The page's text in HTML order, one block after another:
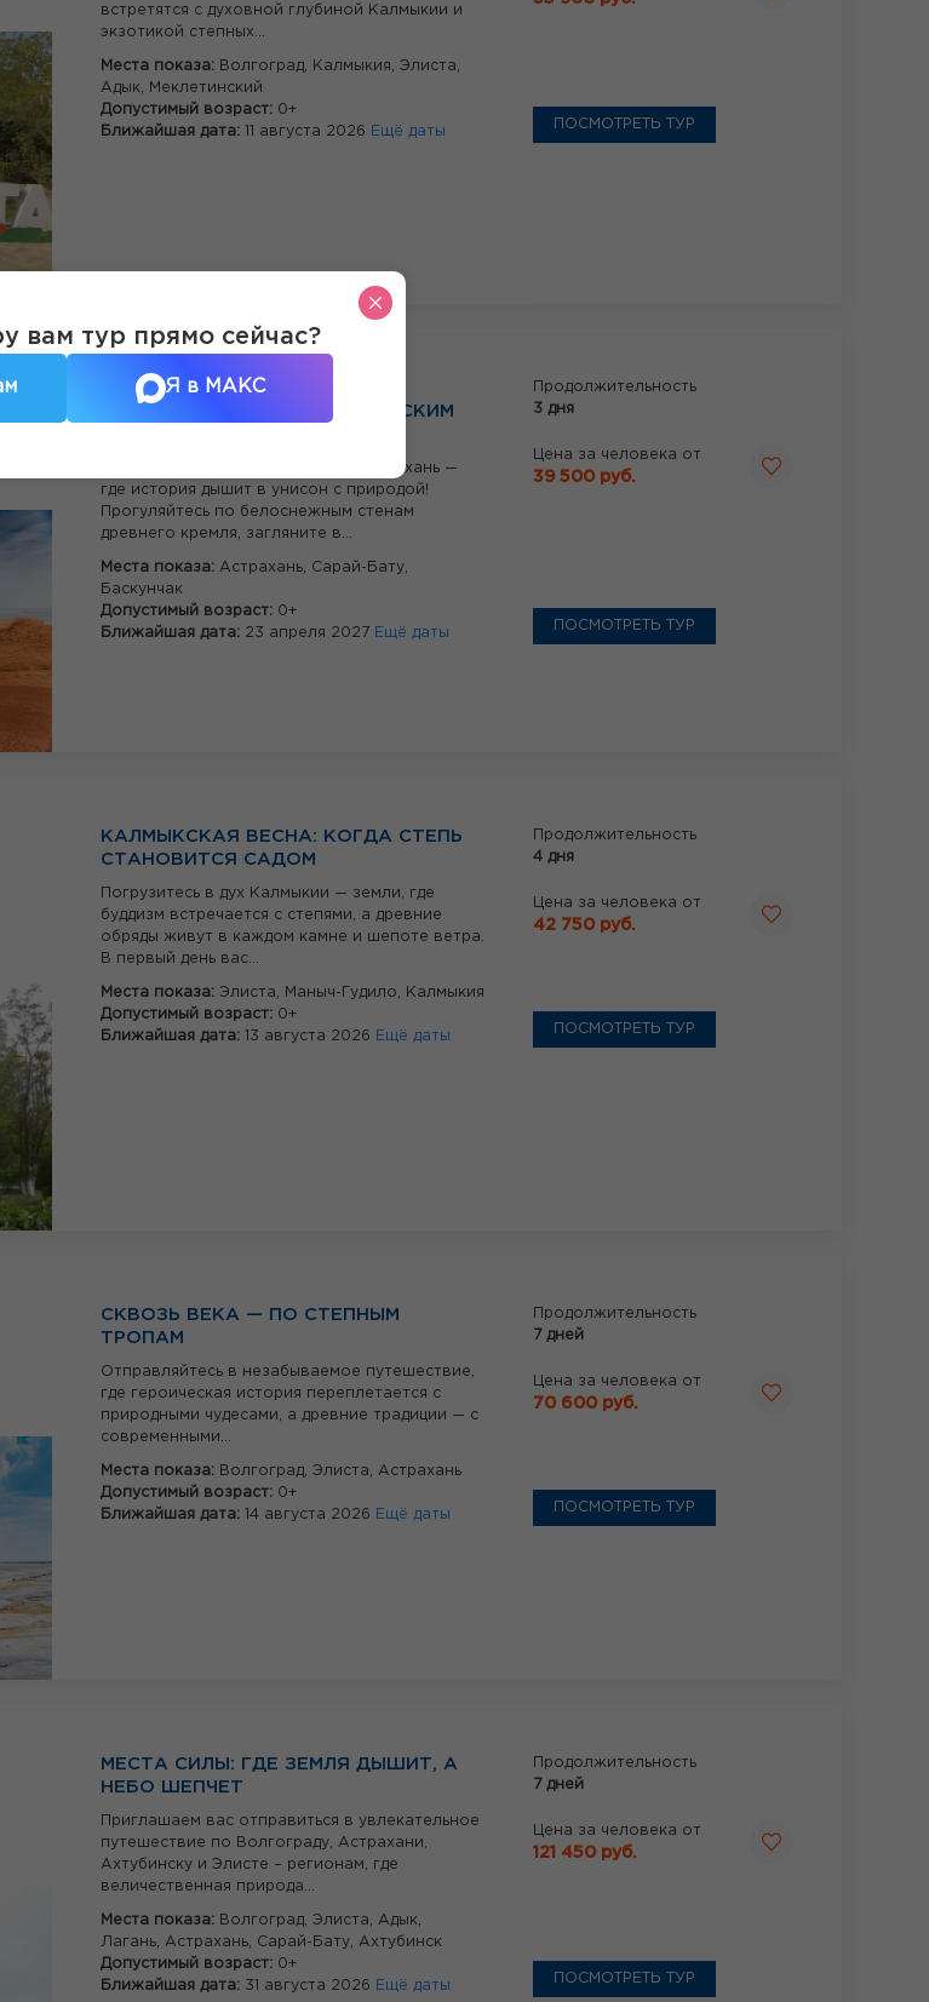
встретятся с духовной глубиной Калмыкии и
экзотикой степных...
Места показа: Волгоград, Калмыкия, Элиста,
Адык,
Меклетинский
Допустимый возраст: 0+
Ближайшая дата: 11 августа 2026 Ещё даты
ПОСМОТРЕТЬ ТУР
ЦАРСТВО АЛЫХ МАКОВ:
ПУТЕШЕСТВИЕ ПО АСТРАХАНСКИМ
Откройте для себя волшебную Астрахань —
где история дышит в унисон с природой!
Прогуляйтесь по белоснежным стенам
древнего кремля, загляните в...
Места показа: Астрахань, Сарай-Бату,
Баскунчак
Допустимый возраст: 0+
Ближайшая дата: 23 апреля 2027 Ещё даты
Продолжительность
3 дня
Цена за человека от
39 500 руб.
ПОСМОТРЕТЬ ТУР
КАЛМЫКСКАЯ ВЕСНА: КОГДА СТЕПЬ
СТАНОВИТСЯ САДОМ
Погрузитесь в дух Калмыкии — земли, где
буддизм встречается с степями, а древние
обряды живут в каждом камне и шепоте ветра.
В первый день вас...
Места показа: Элиста, Маныч-Гудило,
Калмыкия
Допустимый возраст: 0+
Ближайшая дата: 13 августа 2026 Ещё даты
Продолжительность
4 дня
Цена за человека от
42 750 руб.
ПОСМОТРЕТЬ ТУР
СКВОЗЬ ВЕКА — ПО СТЕПНЫМ
ТРОПАМ
Отправляйтесь в незабываемое путешествие,
где героическая история переплетается с
природными чудесами, а древние традиции — с
современными...
Места показа: Волгоград, Элиста, Астрахань
Допустимый возраст: 0+
Ближайшая дата: 14 августа 2026 Ещё даты
Продолжительность
7 дней
Цена за человека от
70 600 руб.
ПОСМОТРЕТЬ ТУР
МЕСТА СИЛЫ: ГДЕ ЗЕМЛЯ ДЫШИТ, А
НЕБО ШЕПЧЕТ
Приглашаем вас отправиться в увлекательное
путешествие по Волгограду, Астрахани,
Ахтубинску и Элисте – регионам, где
величественная природа...
Места показа: Волгоград, Элиста, Адык,
Лагань, Астрахань, Сарай-Бату, Ахтубинск
Допустимый возраст: 0+
Ближайшая дата: 31 августа 2026 Ещё даты
Продолжительность
7 дней
Цена за человека от
121 450 руб.
ПОСМОТРЕТЬ ТУР
вам тур прямо сейчас?
Я в МАКС